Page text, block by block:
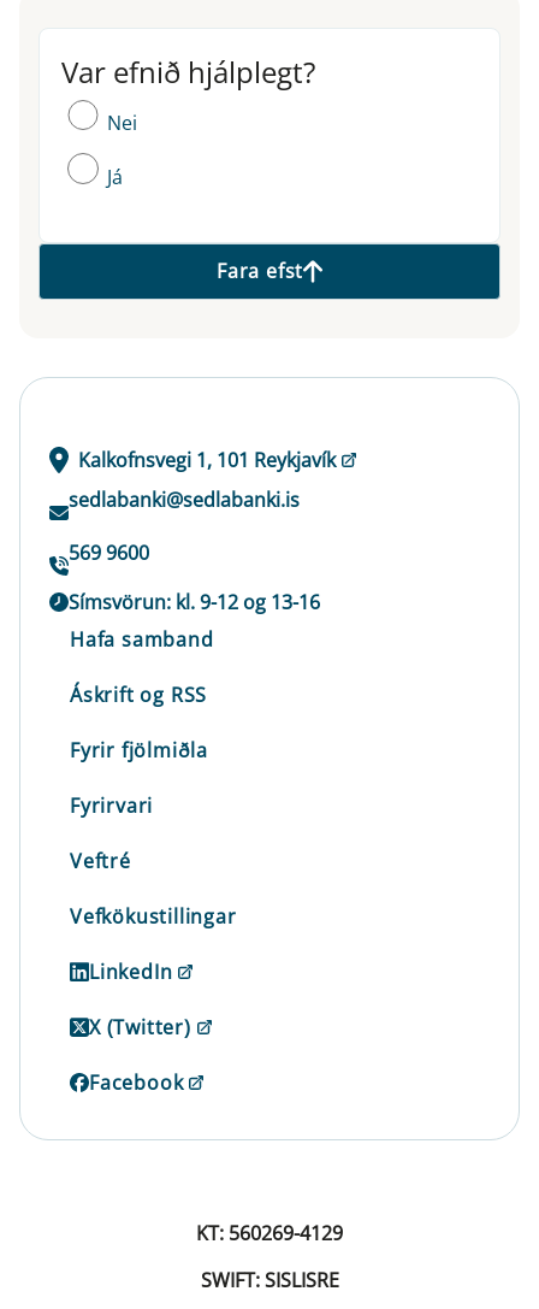
Var efnið hjálplegt?
Var efnið hjálplegt?
Nei
Já
Fara efst
Kalkofnsvegi 1, 101 Reykjavík
sedlabanki@sedlabanki.is
569 9600
Símsvörun: kl. 9-12 og 13-16
Hafa samband
Áskrift og RSS
Fyrir fjölmiðla
Fyrirvari
Veftré
Vefkökustillingar
LinkedIn
X (Twitter)
Facebook
KT: 560269-4129
SWIFT: SISLISRE